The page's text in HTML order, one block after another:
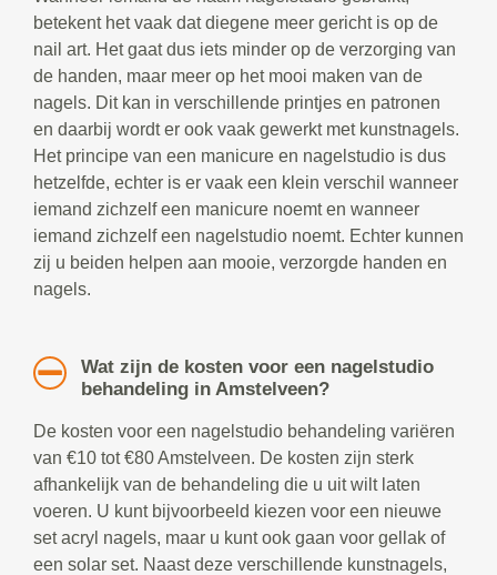
betekent het vaak dat diegene meer gericht is op de
nail art. Het gaat dus iets minder op de verzorging van
de handen, maar meer op het mooi maken van de
nagels. Dit kan in verschillende printjes en patronen
en daarbij wordt er ook vaak gewerkt met kunstnagels.
Het principe van een manicure en nagelstudio is dus
hetzelfde, echter is er vaak een klein verschil wanneer
iemand zichzelf een manicure noemt en wanneer
iemand zichzelf een nagelstudio noemt. Echter kunnen
zij u beiden helpen aan mooie, verzorgde handen en
nagels.
Wat zijn de kosten voor een nagelstudio
behandeling in Amstelveen?
De kosten voor een nagelstudio behandeling variëren
van €10 tot €80 Amstelveen. De kosten zijn sterk
afhankelijk van de behandeling die u uit wilt laten
voeren. U kunt bijvoorbeeld kiezen voor een nieuwe
set acryl nagels, maar u kunt ook gaan voor gellak of
een solar set. Naast deze verschillende kunstnagels,